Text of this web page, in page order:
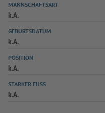
MANNSCHAFTSART
k.A.
GEBURTSDATUM
k.A.
POSITION
k.A.
STARKER FUSS
k.A.